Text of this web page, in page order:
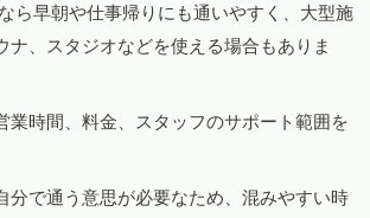
ら早朝や仕事帰りにも通いやすく、大型施
ナ、スタジオなどを使える場合もありま
業時間、料金、スタッフのサポート範囲を
分で通う意思が必要なため、混みやすい時